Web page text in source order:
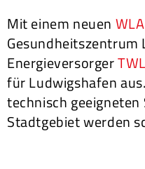
Mit einem neuen
Gesundheitszentrum
EnergieversorgerTWL
für Ludwigshafen
technisch
Stadtgebiet werden